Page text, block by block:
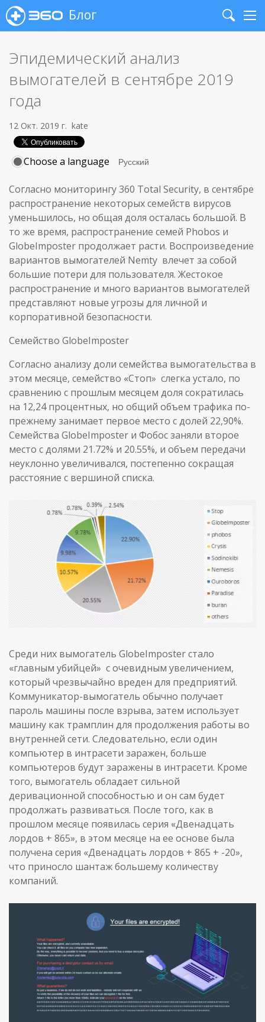
Блог
Search
Эпидемический анализ
вымогателей в сентябре 2019
года
12 Окт. 2019 г. kate
Choose a language
Согласно мониторингу 360 Total Security, в сентябре
распространение некоторых семейств вирусов
уменьшилось, но общая доля осталась большой. В
то же время, распространение семей Phobos и
GlobeImposter продолжает расти. Воспроизведение
вариантов вымогателей Nemty влечет за собой
большие потери для пользователя. Жестокое
распространение и много вариантов вымогателей
представляют новые угрозы для личной и
корпоративной безопасности.
Семейство GlobeImposter
Согласно анализу доли семейства вымогательства в
этом месяце, семейство «Стоп» слегка устало, по
сравнению с прошлым месяцем доля сократилась
на 12,24 процентных, но общий объем трафика по-
прежнему занимает первое место с долей 22,90%.
Семейства GlobeImposter и Фобос заняли второе
место с долями 21.72% и 20.55%, и объем передачи
неуклонно увеличивался, постепенно сокращая
расстояние с вершиной списка.
Среди них вымогатель GlobeImposter стало
«главным убийцей» с очевидным увеличением,
который чрезвычайно вреден для предприятий.
Коммуникатор-вымогатель обычно получает
пароль машины после взрыва, затем использует
машину как трамплин для продолжения работы во
внутренней сети. Следовательно, если один
компьютер в интрасети заражен, больше
компьютеров будут заражены в интрасети. Кроме
того, вымогатель обладает сильной
деривационной способностью и он сам будет
продолжать развиваться. После того, как в
прошлом месяце появилась серия «Двенадцать
лордов + 865», в этом месяце на ее основе была
получена серия «Двенадцать лордов + 865 + -20»,
что приносло шантаж большему количеству
компаний.